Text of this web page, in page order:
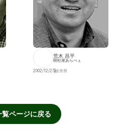
荒木 昌平
樹杜屋あらべぇ
2002/12/25岐阜県
覧ページに戻る